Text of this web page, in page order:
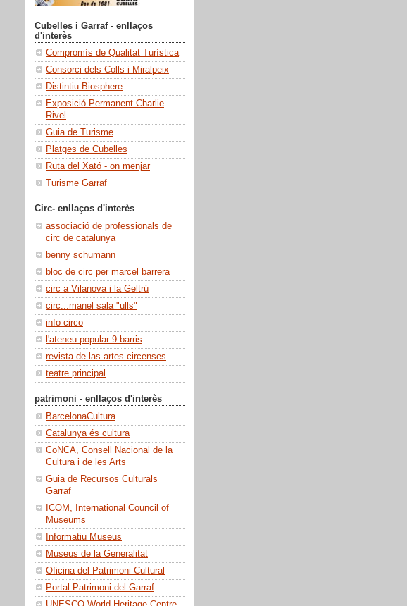
Cubelles i Garraf - enllaços
d'interès
Compromís de Qualitat Turística
Consorci dels Colls i Miralpeix
Distintiu Biosphere
Exposició Permanent Charlie
Rivel
Guia de Turisme
Platges de Cubelles
Ruta del Xató - on menjar
Turisme Garraf
Circ- enllaços d'interès
associació de professionals de
circ de catalunya
benny schumann
bloc de circ per marcel barrera
circ a Vilanova i la Geltrú
circ...manel sala "ulls"
info circo
l'ateneu popular 9 barris
revista de las artes circenses
teatre principal
patrimoni - enllaços d'interès
BarcelonaCultura
Catalunya és cultura
CoNCA, Consell Nacional de la
Cultura i de les Arts
Guia de Recursos Culturals
Garraf
ICOM, International Council of
Museums
Informatiu Museus
Museus de la Generalitat
Oficina del Patrimoni Cultural
Portal Patrimoni del Garraf